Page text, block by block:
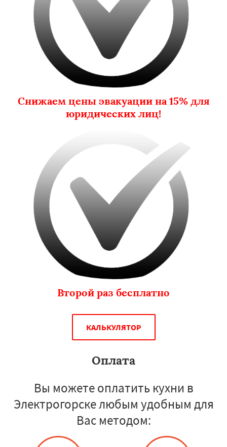
Снижаем цены эвакуации на 15% для
юридических лиц!
Второй раз бесплатно
КАЛЬКУЛЯТОР
Оплата
Вы можете оплатить кухни в
Электрогорске любым удобным для
Вас методом: